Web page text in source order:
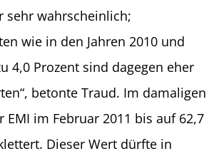
sehr wahrscheinlich;
wie in den Jahren 2010 und
4,0 Prozent sind dagegen eher
betonte Traud. Im damaligen
EMI im Februar 2011 bis auf 62,7
Dieser Wert dürfte in